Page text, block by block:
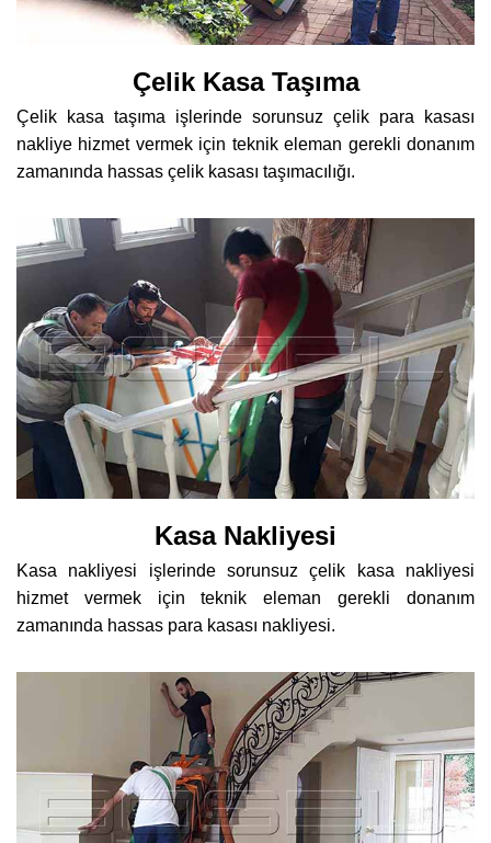
Çelik Kasa Taşıma
Çelik kasa taşıma işlerinde sorunsuz çelik para kasası
nakliye hizmet vermek için teknik eleman gerekli donanım
zamanında hassas çelik kasası taşımacılığı.
Kasa Nakliyesi
Kasa nakliyesi işlerinde sorunsuz çelik kasa nakliyesi
hizmet vermek için teknik eleman gerekli donanım
zamanında hassas para kasası nakliyesi.